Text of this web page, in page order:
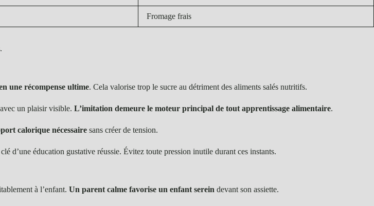
Fromage frais
une récompense ultime. Cela valorise trop le sucre au détriment des aliments salés nutritifs.
un plaisir visible. L’imitation demeure le moteur principal de tout apprentissage alimentaire.
calorique nécessaire sans créer de tension.
d’une éducation gustative réussie. Évitez toute pression inutile durant ces instants.
à l’enfant. Un parent calme favorise un enfant serein devant son assiette.